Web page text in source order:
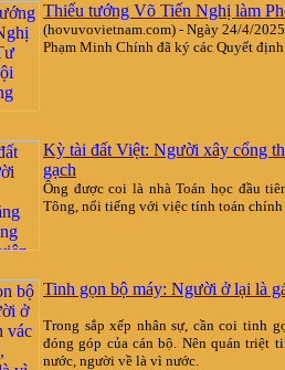
Thiếu tướng Võ Tiến Nghị làm
(hovuvovietnam.com) - Ngày 24/4/
Phạm Minh Chính đã ký các Quyết
Kỳ tài đất Việt: Người xây cổng
gạch
Ông được coi là nhà Toán học đầu
Tông, nổi tiếng với việc tính toán chính
Tinh gọn bộ máy: Người ở lại là
Trong sắp xếp nhân sự, cần coi tinh
đóng góp của cán bộ. Nên quán triệt
nước, người về là vì nước.